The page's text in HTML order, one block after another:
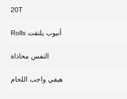
20T
أنبوب يلتفت Rolls
النفس محاذاة
هيفي واجب اللحام